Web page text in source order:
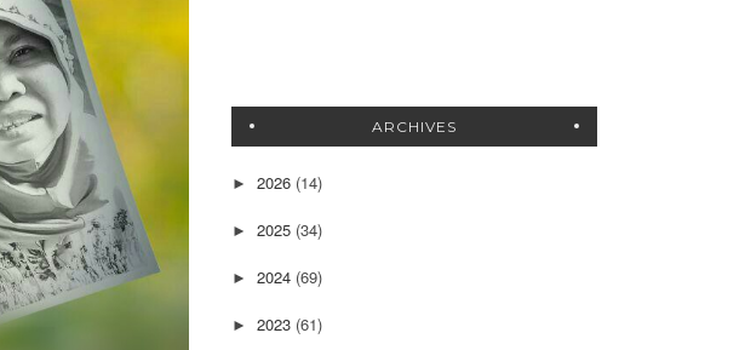
ARCHIVES
► 2026 (14)
► 2025 (34)
► 2024 (69)
► 2023 (61)